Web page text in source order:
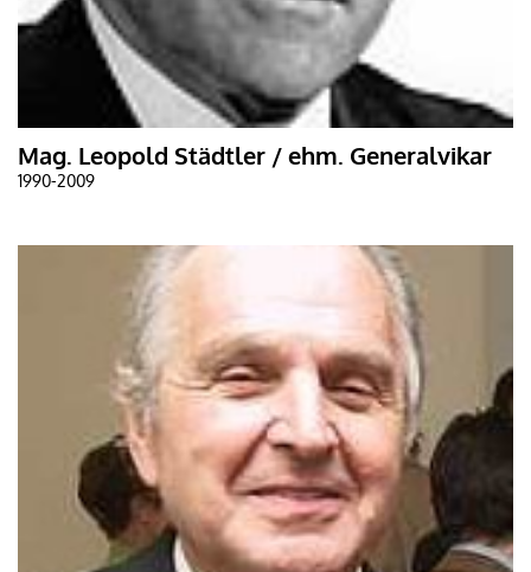
Mag. Leopold Städtler / ehm. Generalvikar
1990-2009